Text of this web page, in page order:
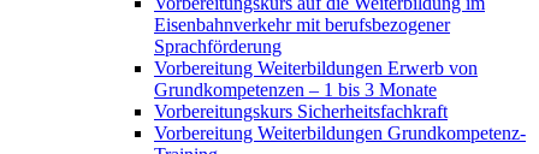
Eisenbahnverkehr mit berufsbezogener
Sprachförderung
Vorbereitung Weiterbildungen Erwerb von
Grundkompetenzen – 1 bis 3 Monate
Vorbereitungskurs Sicherheitsfachkraft
Vorbereitung Weiterbildungen Grundkompetenz-